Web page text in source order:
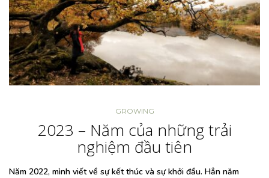
GROWING
2023 – Năm của những trải
nghiệm đầu tiên
Năm 2022, mình viết về sự kết thúc và sự khởi đầu. Hẳn năm